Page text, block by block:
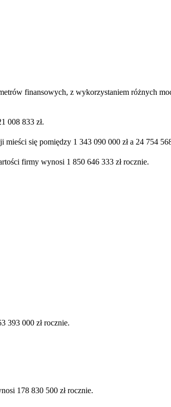
finansowych, z wykorzystaniem różnych
008 833 zł.
się pomiędzy 1 343 090 000 zł a 24 754
firmy wynosi 1 850 646 333 zł rocznie.
393 000 zł rocznie.
178 830 500 zł rocznie.